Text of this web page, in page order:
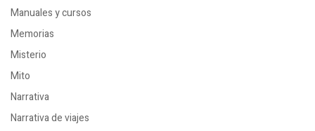
Manuales y cursos
Memorias
Misterio
Mito
Narrativa
Narrativa de viajes